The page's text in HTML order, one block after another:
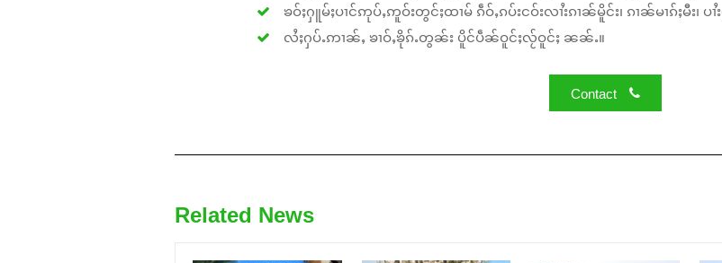
ၶဝ်ႈႁူမ်ႈပၢင်ဢုပ်ႇဢူဝ်းတွင်ႈထၢမ် ၵဵဝ်ႇၵပ်းငဝ်းလၢႆးၵၢၼ်မိူင်း၊ ၵၢၼ်မၢၵ်ႈမီး၊
လႆႈႁပ်ႉဢၢၼ်ႇ ၶၢဝ်ႇၶိုၵ်ႉတွၼ်း ပိူင်ပဵၼ်ဝူင်ႈလႂ်ဝူင်ႈ ၼၼ်ႉ။
Contact
Related News